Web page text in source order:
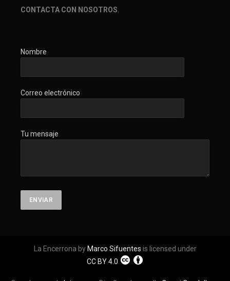
CONTACTA CON NOSOTROS.
Nombre
Correo electrónico
Tu mensaje
La Encerrona by Marco Sifuentes is licensed under
CC BY 4.0